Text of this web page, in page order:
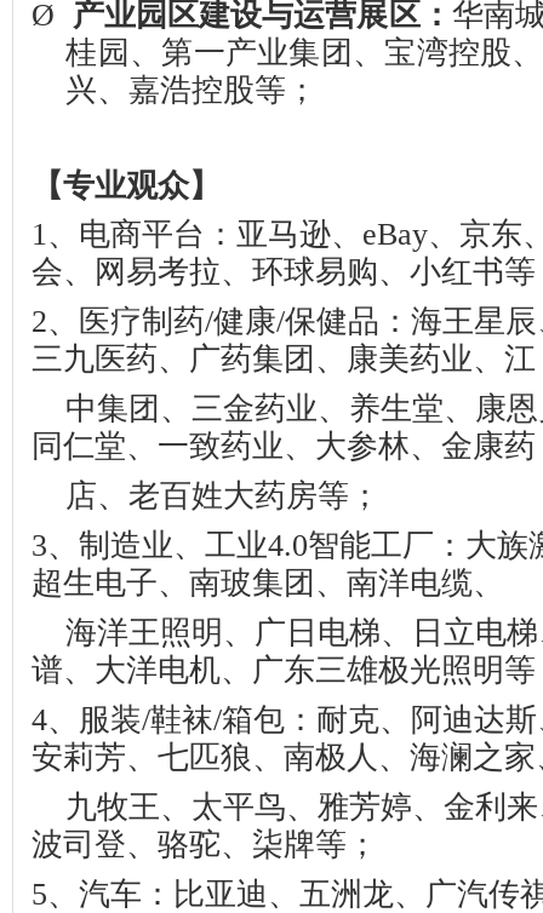
Ø 产业园区建设与运营展区： 华南
桂园、第一产业集团、宝湾控股
兴、嘉浩控股等；
【专业观众】
1、电商平台：亚马逊、 eBay、京东
会、网易考拉、环球易购、小红书等
2、医疗制药/健康/保健品：海王星
三九医药、广药集团、康美药业、江
中集团、三金药业、养生堂、康
同仁堂、一致药业、大参林、金康药
店、老百姓大药房等；
3、制造业、工业4.0智能工厂：大族
超生电子、南玻集团、南洋电缆、
海洋王照明、广日电梯、日立电
谱、大洋电机、广东三雄极光照明等
4、服装/鞋袜/箱包：耐克、阿迪达
安莉芳、七匹狼、南极人、海澜之家
九牧王、太平鸟、雅芳婷、金利
波司登、骆驼、柒牌等；
5、汽车：比亚迪、五洲龙、广汽传